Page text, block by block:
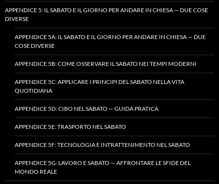
APPENDICE 5: IL SABATO E IL GIORNO PER ANDARE IN CHIESA — DUE COSE
DIVERSE
APPENDICE 5A: IL SABATO E IL GIORNO PER ANDARE IN CHIESA — DUE
COSE DIVERSE
APPENDICE 5B: COME OSSERVARE IL SABATO NEI TEMPI MODERNI
APPENDICE 5C: APPLICARE I PRINCIPI DEL SABATO NELLA VITA
QUOTIDIANA
APPENDICE 5D: CIBO NEL SABATO — GUIDA PRATICA
APPENDICE 5E: TRASPORTO NEL SABATO
APPENDICE 5F: TECNOLOGIA E INTRATTENIMENTO NEL SABATO
APPENDICE 5G: LAVORO E SABATO — AFFRONTARE LE SFIDE DEL
MONDO REALE